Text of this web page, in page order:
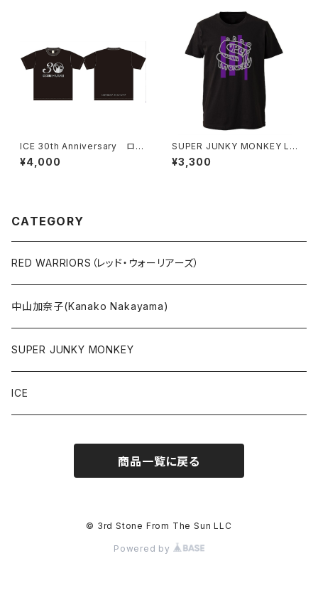
ICE 30th Anniversary ロゴ
Tシャツ ＊ステッカー付き！
¥4,000
SUPER JUNKY MONKEY Lo
go by Hajime Anzai Tシャツ
（グリーンキーホルダー付き）
¥3,300
CATEGORY
RED WARRIORS（レッド・ウォーリアーズ）
中山加奈子(Kanako Nakayama)
SUPER JUNKY MONKEY
ICE
商品一覧に戻る
© 3rd Stone From The Sun LLC
Powered by